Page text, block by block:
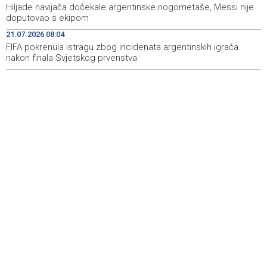
11:38
Najmanje 21 osoba je umrla u Južnoj Koreji u toplotnom
talasu
11:34
Central Bank of Bosnia and Herzegovina officially
applies for SEPA membership
Hiljade navijača dočekale argentinske nogometaše, Messi nije
doputovao s ekipom
21.07.2026 08:04
FIFA pokrenula istragu zbog incidenata argentinskih igrača
nakon finala Svjetskog prvenstva